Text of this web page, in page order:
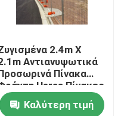
2.4m X
Αντιανυψωτικά
Πίνακα
Heras Πίνακες
Φράχτη Ασφάλειας
Καλύτερη τιμή